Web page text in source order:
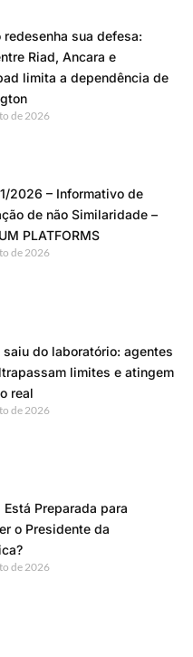
redesenha sua defesa:
Riad, Ancara e
limita a dependência de
de 2026
2026 – Informativo de
de não Similaridade –
PLATFORMS
de 2026
saiu do laboratório: agentes
limites e atingem
real
de 2026
Está Preparada para
o Presidente da
de 2026